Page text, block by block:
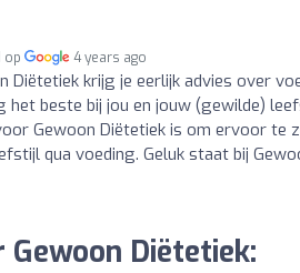
op 4 years ago
Diëtetiek krijg je eerlijk advies over
het beste bij jou en jouw (gewilde)
Gewoon Diëtetiek is om ervoor te
qua voeding. Geluk staat bij
Gewoon Diëtetiek: